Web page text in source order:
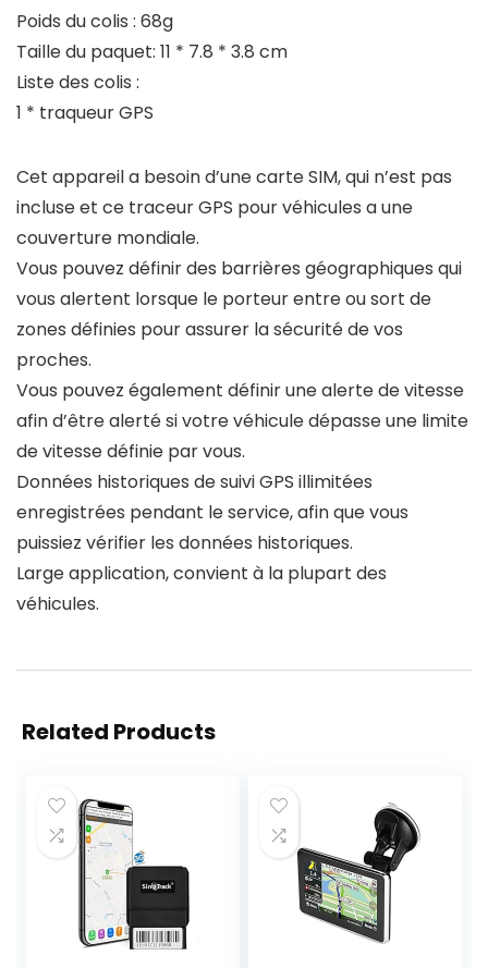
Poids du colis : 68g
Taille du paquet: 11 * 7.8 * 3.8 cm
Liste des colis :
1 * traqueur GPS
Cet appareil a besoin d’une carte SIM, qui n’est pas
incluse et ce traceur GPS pour véhicules a une
couverture mondiale.
Vous pouvez définir des barrières géographiques qui
vous alertent lorsque le porteur entre ou sort de
zones définies pour assurer la sécurité de vos
proches.
Vous pouvez également définir une alerte de vitesse
afin d’être alerté si votre véhicule dépasse une limite
de vitesse définie par vous.
Données historiques de suivi GPS illimitées
enregistrées pendant le service, afin que vous
puissiez vérifier les données historiques.
Large application, convient à la plupart des
véhicules.
Related Products